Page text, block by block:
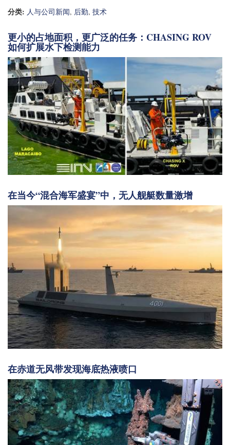
分类: 人与公司新闻, 后勤, 技术
更小的占地面积，更广泛的任务：CHASING ROV
如何扩展水下检测能力
在当今“混合海军盛宴”中，无人舰艇数量激增
在赤道无风带发现海底热液喷口